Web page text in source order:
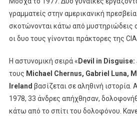
γραμματείς στην αμερικανική
σκοτώνονται κάτω από μυστηριώδεις
οι δυο τους γίνονται πράκτορες της CIA.
Η αστυνομική σειρά « Devil in Disguise:
τους Michael Chernus, Gabriel Luna,
Ireland βασίζεται σε αληθινή
1978, 33 άνδρες απήχθησαν,
κάτω από το σπίτι του δολοφόνου.